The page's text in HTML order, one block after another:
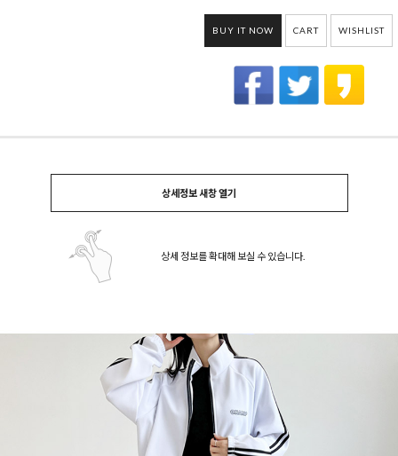
BUY IT NOW CART WISHLIST
상세정보 새창 열기
상세 정보를 확대해 보실 수 있습니다.